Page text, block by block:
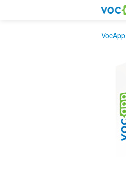
VocApp